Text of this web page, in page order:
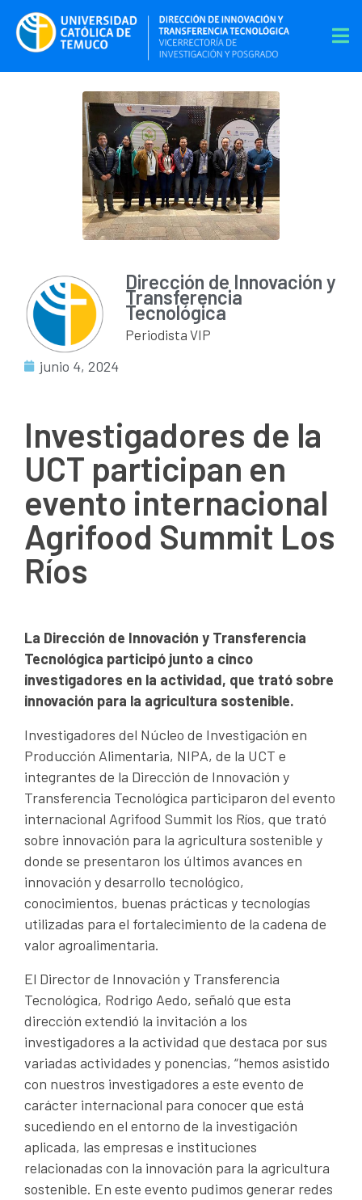
Dirección de Innovación y
Transferencia
Tecnológica
Periodista VIP
junio 4, 2024
Investigadores de la
UCT participan en
evento internacional
Agrifood Summit Los
Ríos
La Dirección de Innovación y Transferencia
Tecnológica participó junto a cinco
investigadores en la actividad, que trató sobre
innovación para la agricultura sostenible.
Investigadores del Núcleo de Investigación en
Producción Alimentaria, NIPA, de la UCT e
integrantes de la Dirección de Innovación y
Transferencia Tecnológica participaron del evento
internacional Agrifood Summit los Ríos, que trató
sobre innovación para la agricultura sostenible y
donde se presentaron los últimos avances en
innovación y desarrollo tecnológico,
conocimientos, buenas prácticas y tecnologías
utilizadas para el fortalecimiento de la cadena de
valor agroalimentaria.
El Director de Innovación y Transferencia
Tecnológica, Rodrigo Aedo, señaló que esta
dirección extendió la invitación a los
investigadores a la actividad que destaca por sus
variadas actividades y ponencias, “hemos asistido
con nuestros investigadores a este evento de
carácter internacional para conocer que está
sucediendo en el entorno de la investigación
aplicada, las empresas e instituciones
relacionadas con la innovación para la agricultura
sostenible. En este evento pudimos generar redes